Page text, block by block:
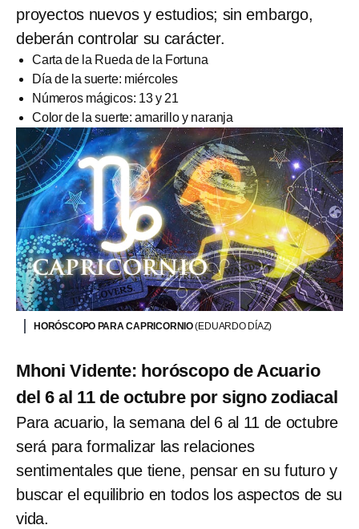
proyectos nuevos y estudios; sin embargo,
deberán controlar su carácter.
Carta de la Rueda de la Fortuna
Día de la suerte: miércoles
Números mágicos: 13 y 21
Color de la suerte: amarillo y naranja
HORÓSCOPO PARA CAPRICORNIO(EDUARDO DÍAZ)
Mhoni Vidente: horóscopo de Acuario
del 6 al 11 de octubre por signo zodiacal
Para acuario, la semana del 6 al 11 de octubre
será para formalizar las relaciones
sentimentales que tiene, pensar en su futuro y
buscar el equilibrio en todos los aspectos de su
vida.